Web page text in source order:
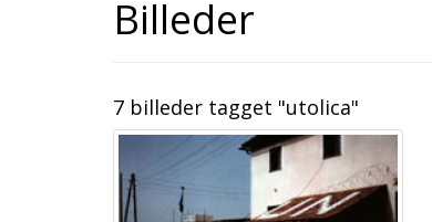
Billeder
7 billeder tagget "utolica"